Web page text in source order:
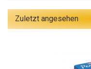
Zuletzt angesehen